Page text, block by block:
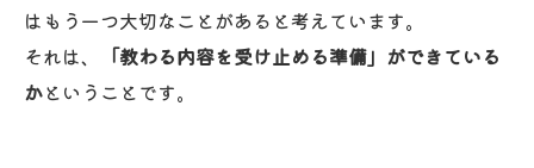
はもう一つ大切なことがあると考えています。
それは、
「教わる内容を受け止める準備」ができている
かということです。